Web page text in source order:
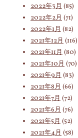
2022年3月 (85)
2022年2月 (71)
2022年1月 (82)
2021年12月 (116)
2021年11月 (80)
2021年10月 (70)
2021年9月 (83)
2021年8月 (66)
2021年7月 (72)
2021年6月 (76)
2021年5月 (52)
2021年4月 (58)